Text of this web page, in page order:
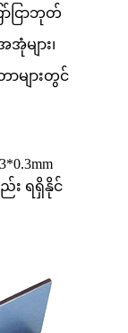
ာ်ငြာဘုတ်
များ၊
ာများတွင်
ရရှိနိုင်